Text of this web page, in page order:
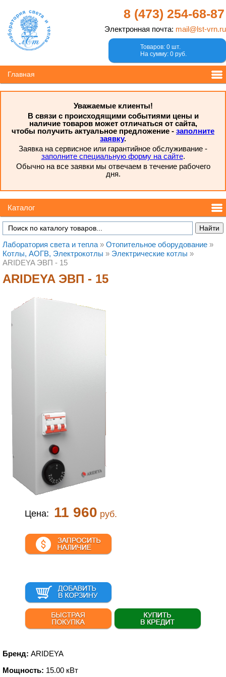
8 (473) 254-68-87
Электронная почта: mail@lst-vrn.ru
Товаров: 0 шт.
На сумму: 0 руб.
Главная
Уважаемые клиенты!
В связи с происходящими событиями цены и
наличие товаров может отличаться от сайта,
чтобы получить актуальное предложение - заполните
заявку.
Заявка на сервисное или гарантийное обслуживание -
заполните специальную форму на сайте.
Обычно на все заявки мы отвечаем в течение рабочего
дня.
Каталог
Лаборатория света и тепла » Отопительное оборудование »
Котлы, АОГВ, Электрокотлы » Электрические котлы »
ARIDEYA ЭВП - 15
ARIDEYA ЭВП - 15
Цена: 11 960 руб.
Бренд: ARIDEYA
Мощность: 15.00 кВт